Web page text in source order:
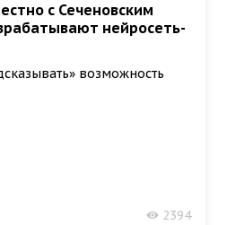
с Сеченовским
нейросеть-
возможность
2394